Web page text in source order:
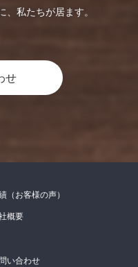
私たちが居ます。
せ
（お客様の声）
概要
い合わせ